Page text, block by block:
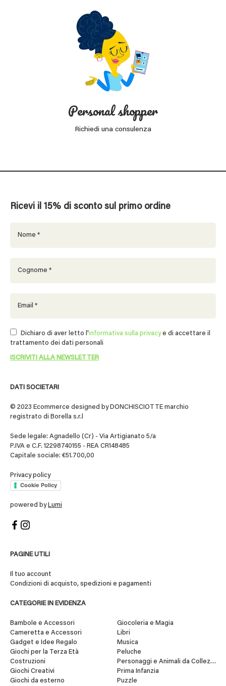
Personal shopper
Richiedi una consulenza
DATI SOCIETARI
© 2023 Ecommerce designed by DONCHISCIOTTE marchio
registrato di Borella s.r.l
Sede legale: Agnadello (Cr) - Via Artigianato 5/a
P.IVA e C.F. 12298740155 - REA CR148485
Capitale sociale: €51.700,00
Privacy policy
Cookie Policy
powered by Lumi
PAGINE UTILI
Il tuo account
Condizioni di acquisto, spedizioni e pagamenti
CATEGORIE IN EVIDENZA
Bambole e Accessori
Cameretta e Accessori
Gadget e Idee Regalo
Giochi per la Terza Età
Costruzioni
Giochi Creativi
Giochi da esterno
Giocoleria e Magia
Libri
Musica
Peluche
Personaggi e Animali da Collezione
Prima Infanzia
Puzzle
Ricevi il 15% di sconto sul primo ordine
Dichiaro di aver letto l'informativa sulla privacye di accettare il
trattamento dei dati personali